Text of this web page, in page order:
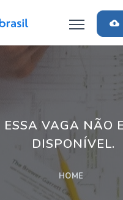
ESSA VAGA NÃO
DISPONÍVEL.
HOME